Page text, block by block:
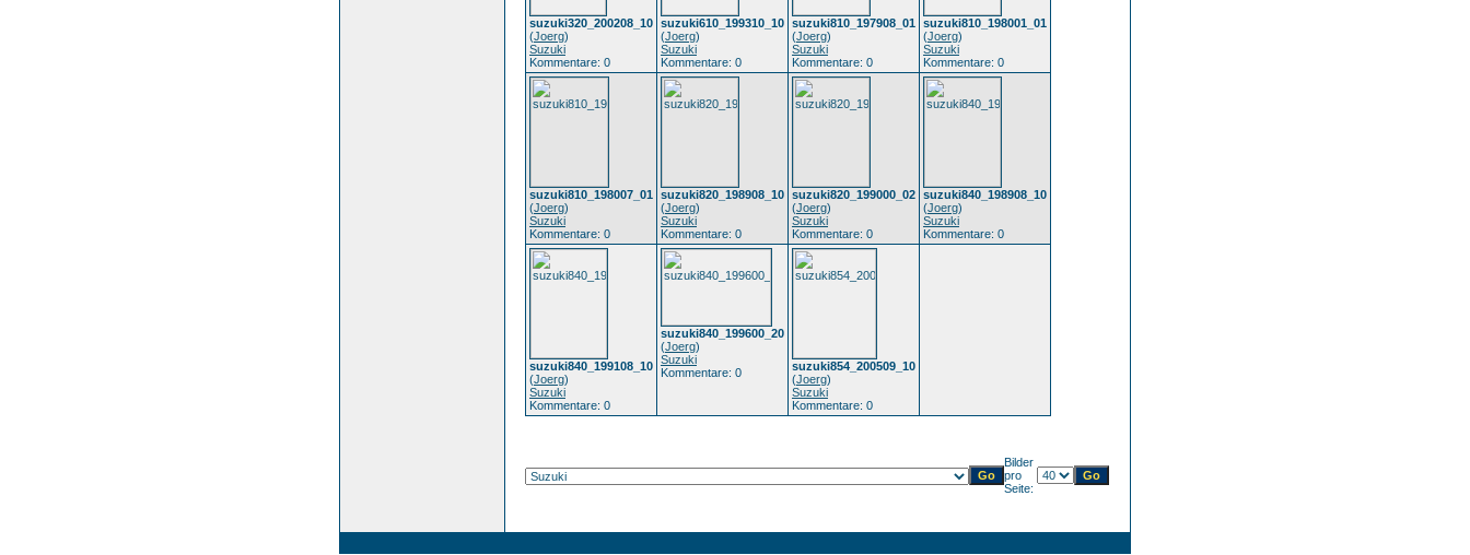
suzuki320_200208_10
(Joerg)
Suzuki
Kommentare: 0
suzuki610_199310_10
(Joerg)
Suzuki
Kommentare: 0
suzuki810_197908_01
(Joerg)
Suzuki
Kommentare: 0
suzuki810_198001_01
(Joerg)
Suzuki
Kommentare: 0
suzuki810_198007_01
(Joerg)
Suzuki
Kommentare: 0
suzuki820_198908_10
(Joerg)
Suzuki
Kommentare: 0
suzuki820_199000_02
(Joerg)
Suzuki
Kommentare: 0
suzuki840_198908_10
(Joerg)
Suzuki
Kommentare: 0
suzuki840_199108_10
(Joerg)
Suzuki
Kommentare: 0
suzuki840_199600_20
(Joerg)
Suzuki
Kommentare: 0
suzuki854_200509_10
(Joerg)
Suzuki
Kommentare: 0
Bilder
pro
Seite: